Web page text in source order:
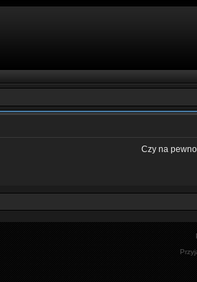
Czy na